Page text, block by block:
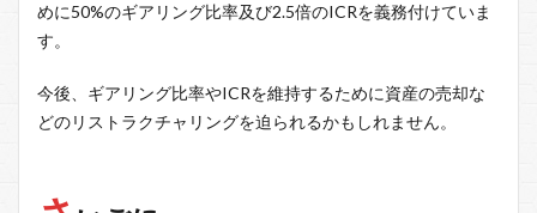
めに50%のギアリング比率及び2.5倍のICRを義務付けていま
す。
今後、ギアリング比率やICRを維持するために資産の売却な
どのリストラクチャリングを迫られるかもしれません。